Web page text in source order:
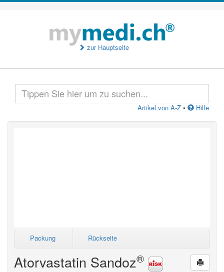
zur Hauptseite
Artikel von A-Z • Hilfe
Packung Rückseite
Atorvastatin Sandoz®